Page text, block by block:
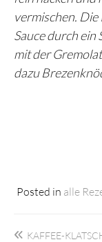
vermischen.
Sauce durch ein
mit der
dazu
Posted in alle
KAFFEE-